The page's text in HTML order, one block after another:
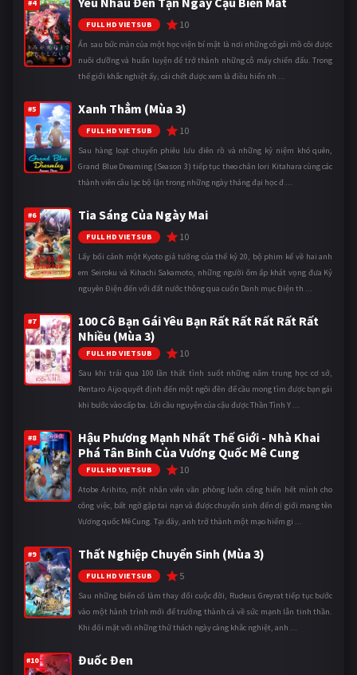
#4
FULL HD VIETSUB 10
Ẩn sau bức màn của một học viện bí mật là nơi những cô gái mồ côi được
nuôi dưỡng và huấn luyện để trở thành những cỗ máy chiến đấu. Trong
thế giới khắc nghiệt ấy, cái chết được xem là điều hiển nh ...
#5 Xanh Thẳm (Mùa 3)
FULL HD VIETSUB 10
Sau hàng loạt chuyến phiêu lưu điên rồ và những kỷ niệm khó quên,
Grand Blue Dreaming (Season 3) tiếp tục theo chân Iori Kitahara cùng các
thành viên câu lạc bộ lặn trong những ngày tháng đại học đ ...
#6 Tia Sáng Của Ngày Mai
FULL HD VIETSUB 10
Lấy bối cảnh một Kyoto giả tưởng của thế kỷ 20, bộ phim kể về hai anh
em Seiroku và Kihachi Sakamoto, những người ôm ấp khát vọng đưa Kỷ
nguyên Điện đến với đất nước thông qua cuốn Danh mục Điện th ...
#7
100 Cô Bạn Gái Yêu Bạn Rất Rất Rất Rất Rất
Nhiều (Mùa 3)
FULL HD VIETSUB 10
Sau khi trải qua 100 lần thất tình suốt những năm trung học cơ sở,
Rentaro Aijo quyết định đến một ngôi đền để cầu mong tìm được bạn gái
khi bước vào cấp ba. Lời cầu nguyện của cậu được Thần Tình Y ...
#8
Hậu Phương Mạnh Nhất Thế Giới - Nhà Khai
Phá Tân Binh Của Vương Quốc Mê Cung
FULL HD VIETSUB 10
Atobe Arihito, một nhân viên văn phòng luôn cống hiến hết mình cho
công việc, bất ngờ gặp tai nạn và được chuyển sinh đến dị giới mang tên
Vương quốc Mê Cung. Tại đây, anh trở thành một mạo hiểm gi ...
#9 Thất Nghiệp Chuyển Sinh (Mùa 3)
FULL HD VIETSUB 5
Sau những biến cố làm thay đổi cuộc đời, Rudeus Greyrat tiếp tục bước
vào một hành trình mới để trưởng thành cả về sức mạnh lẫn tinh thần.
Khi đối mặt với những thử thách ngày càng khắc nghiệt, anh ...
#10 Đuốc Đen